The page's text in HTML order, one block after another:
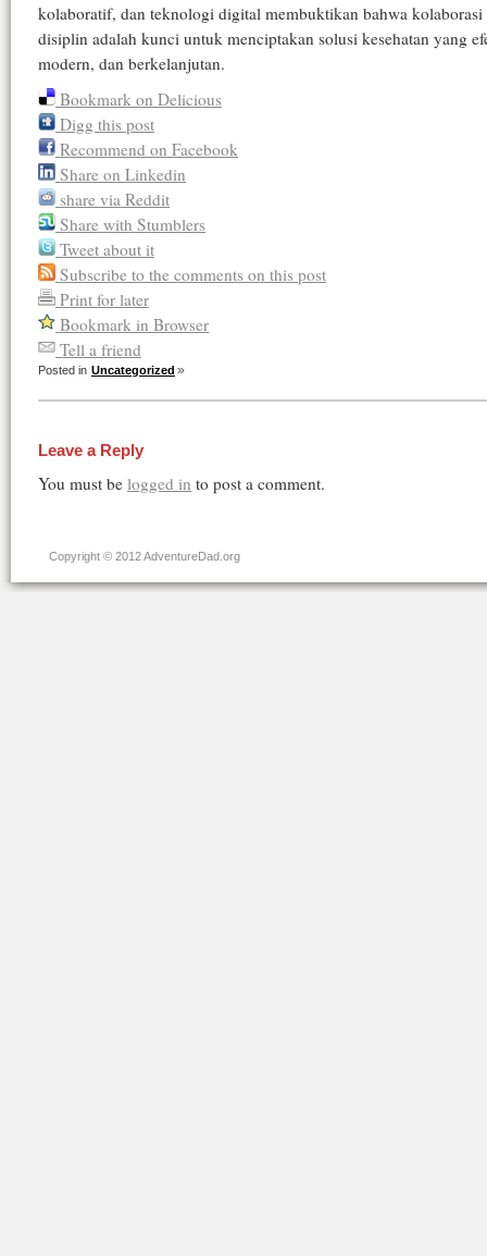
kolaboratif, dan teknologi digital membuktikan bahwa kolaborasi
disiplin adalah kunci untuk menciptakan solusi kesehatan yang
modern, dan berkelanjutan.
Bookmark on Delicious
Digg this post
Recommend on Facebook
Share on Linkedin
share via Reddit
Share with Stumblers
Tweet about it
Subscribe to the comments on this post
Print for later
Bookmark in Browser
Tell a friend
Posted in Uncategorized
Leave a Reply
You must be logged in to post a comment.
Copyright © 2012 AdventureDad.org